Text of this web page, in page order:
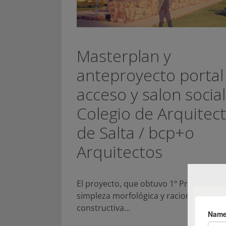
Masterplan y
anteproyecto
acceso y salon social
Colegio de
de Salta / bcp+o
Arquitectos
El proyecto, que obtuvo 1º Premio,
simpleza morfológica y racionalidad
constructiva…